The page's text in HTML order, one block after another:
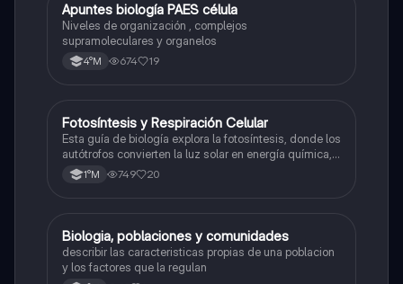
Biología
Apuntes biología PAES célula
Niveles de organización , complejos
supramoleculares y organelos
4°M 674 19
Biología
Fotosíntesis y Respiración Celular
Esta guía de biología explora la fotosíntesis, donde los
autótrofos convierten la luz solar en energía química, y
la respiración celular, un proceso vital para el flujo de
energía en los ecosistemas.
1°M 749 20
Biología
Biologia, poblaciones y comunidades
describir las caracteristicas propias de una poblacion
y los factores que la regulan